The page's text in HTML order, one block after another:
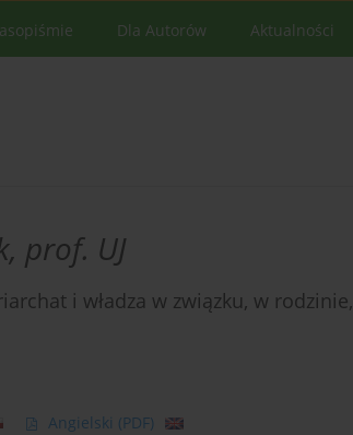
Dla Autorów Aktualności
prof. UJ
i władza w związku, w
Angielski (PDF)